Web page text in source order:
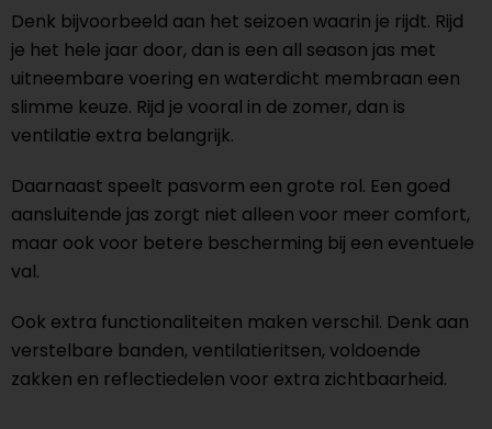
Denk bijvoorbeeld aan het seizoen waarin je rijdt. Rijd
je het hele jaar door, dan is een all season jas met
uitneembare voering en waterdicht membraan een
slimme keuze. Rijd je vooral in de zomer, dan is
ventilatie extra belangrijk.
Daarnaast speelt pasvorm een grote rol. Een goed
aansluitende jas zorgt niet alleen voor meer comfort,
maar ook voor betere bescherming bij een eventuele
val.
Ook extra functionaliteiten maken verschil. Denk aan
verstelbare banden, ventilatieritsen, voldoende
zakken en reflectiedelen voor extra zichtbaarheid.